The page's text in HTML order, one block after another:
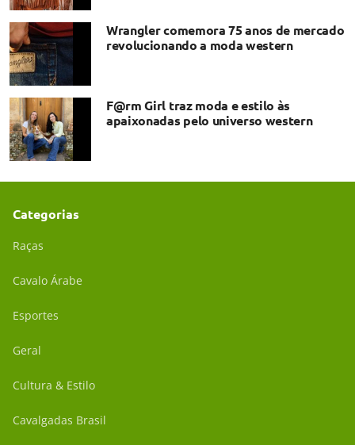
Wrangler comemora 75 anos de mercado
revolucionando a moda western
F@rm Girl traz moda e estilo às
apaixonadas pelo universo western
Categorias
Raças
Cavalo Árabe
Esportes
Geral
Cultura & Estilo
Cavalgadas Brasil